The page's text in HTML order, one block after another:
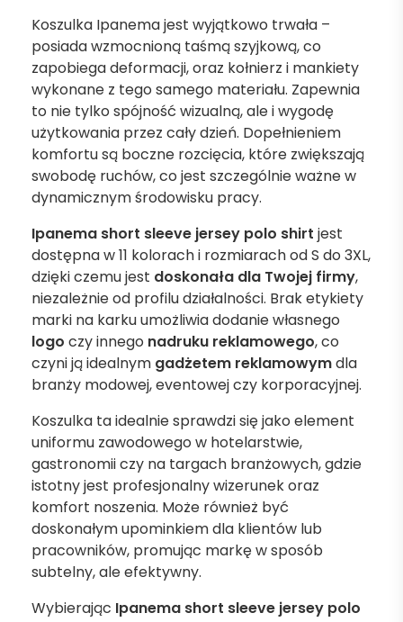
Koszulka Ipanema jest wyjątkowo trwała –
posiada wzmocnioną taśmą szyjkową, co
zapobiega deformacji, oraz kołnierz i mankiety
wykonane z tego samego materiału. Zapewnia
to nie tylko spójność wizualną, ale i wygodę
użytkowania przez cały dzień. Dopełnieniem
komfortu są boczne rozcięcia, które zwiększają
swobodę ruchów, co jest szczególnie ważne w
dynamicznym środowisku pracy.
Ipanema short sleeve jersey polo shirt jest
dostępna w 11 kolorach i rozmiarach od S do 3XL,
dzięki czemu jest doskonała dla Twojej firmy,
niezależnie od profilu działalności. Brak etykiety
marki na karku umożliwia dodanie własnego
logo czy innego nadruku reklamowego, co
czyni ją idealnym gadżetem reklamowymdla
branży modowej, eventowej czy korporacyjnej.
Koszulka ta idealnie sprawdzi się jako element
uniformu zawodowego w hotelarstwie,
gastronomii czy na targach branżowych, gdzie
istotny jest profesjonalny wizerunek oraz
komfort noszenia. Może również być
doskonałym upominkiem dla klientów lub
pracowników, promując markę w sposób
subtelny, ale efektywny.
Wybierając Ipanema short sleeve jersey polo